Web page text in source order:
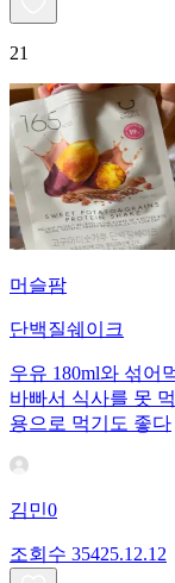
21
머슬팜
단백질쉐이크
우유 180ml와 섞어
바빠서 식사를 못
용으로 먹기도 좋다
김민0
조회수 35425.12.12